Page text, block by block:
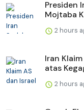
Presiden
Mojtaba
2 hours
Iran
atas
2 hours